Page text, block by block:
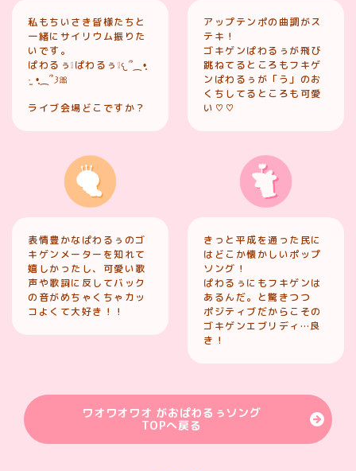
私もちいさき皆様たちと
一緒にサイリウム振りた
いです。
ぱわるぅ❕ぱわるぅ❕𐔌՞⁔•͈
·̫ •͈⁔՞𐦯🎀
ライブ会場どこですか？
アップテンポの曲調がス
テキ！
ゴキゲンぱわるぅが飛び
跳ねてるところもフキゲ
ンぱわるぅが「う」のお
くちしてるところも可愛
い♡♡
表情豊かなぱわるぅのゴ
キゲンメーターを知れて
嬉しかったし、可愛い歌
声や歌詞に反してバック
の音がめちゃくちゃカッ
コよくて大好き！！
きっと平成を通った民に
はどこか懐かしいポップ
ソング！
ぱわるぅにもフキゲンは
あるんだ。と驚きつつ
ポジティブだからこその
ゴキゲンエブリディ…良
き！
ワオワオワオ がおぱわるぅソング
TOPへ戻る